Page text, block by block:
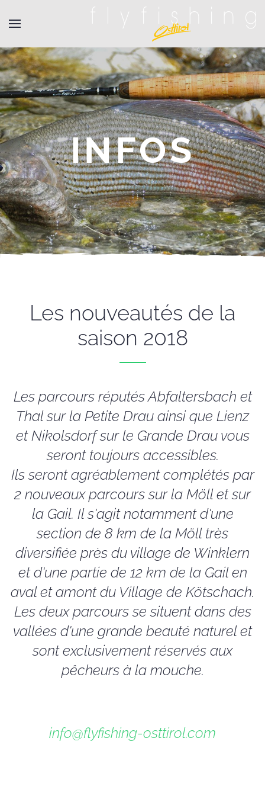
INFOS
Les nouveautés de la
saison 2018
Les parcours réputés Abfaltersbach et
Thal sur la Petite Drau ainsi que Lienz
et Nikolsdorf sur le Grande Drau vous
seront toujours accessibles.
Ils seront agréablement complétés par
2 nouveaux parcours sur la Möll et sur
la Gail. Il s'agit notamment d'une
section de 8 km de la Möll très
diversifiée près du village de Winklern
et d'une partie de 12 km de la Gail en
aval et amont du Village de Kötschach.
Les deux parcours se situent dans des
vallées d'une grande beauté naturel et
sont exclusivement réservés aux
pêcheurs à la mouche.
info@flyfishing-osttirol.com